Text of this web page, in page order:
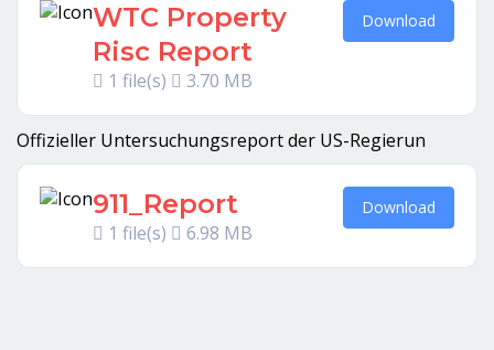
WTC Property
Risc Report
1 file(s) 3.70 MB
Download
Offizieller Untersuchungsreport der US-Regierun
911_Report
1 file(s) 6.98 MB
Download